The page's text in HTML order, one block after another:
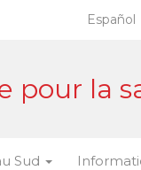
Español
pour la
Sud